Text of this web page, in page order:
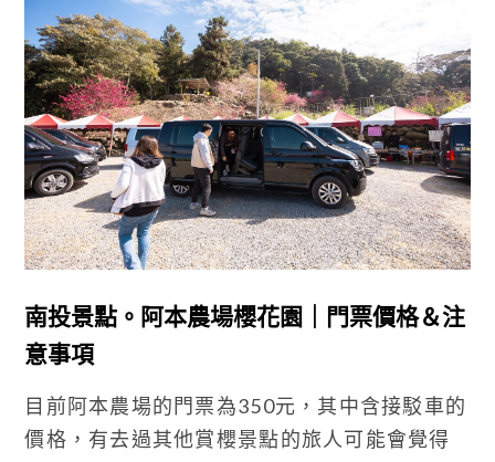
南投景點。阿本農場櫻花園｜門票價格＆注
意事項
目前阿本農場的門票為350元，其中含接駁車的
價格，有去過其他賞櫻景點的旅人可能會覺得